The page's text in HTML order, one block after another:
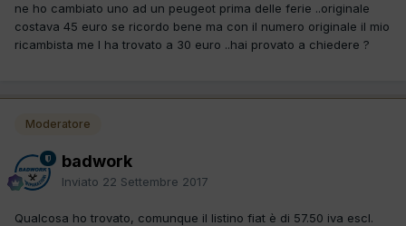
ne ho cambiato uno ad un peugeot prima delle ferie ..originale
costava 45 euro se ricordo bene ma con il numero originale il mio
ricambista me l ha trovato a 30 euro ..hai provato a chiedere ?
Moderatore
badwork
Inviato 22 Settembre 2017
Qualcosa ho trovato, comunque il listino fiat è di 57.50 iva escl.